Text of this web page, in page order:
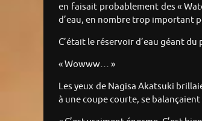
en faisait probablement des «
d’eau, en nombre trop important
C’était le réservoir d’eau géant
« Wowww… »
Les yeux de Nagisa Akatsuki
à une coupe courte, se